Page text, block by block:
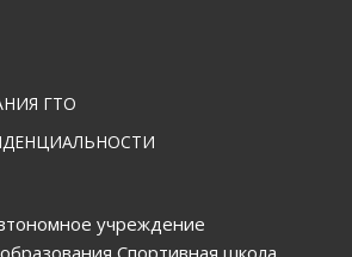
ГТО
учреждение
Спортивная школа